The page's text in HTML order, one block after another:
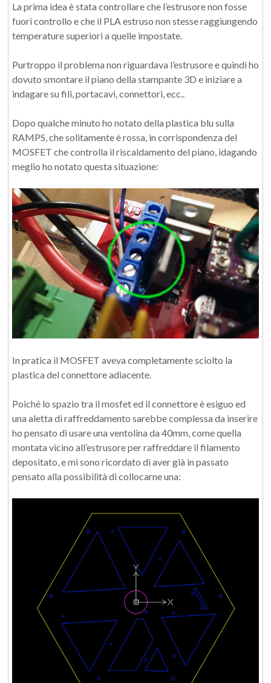
La prima idea è stata controllare che l’estrusore non fosse
fuori controllo e che il PLA estruso non stesse raggiungendo
temperature superiori a quelle impostate.
Purtroppo il problema non riguardava l’estrusore e quindi ho
dovuto smontare il piano della stampante 3D e iniziare a
indagare su fili, portacavi, connettori, ecc..
Dopo qualche minuto ho notato della plastica blu sulla
RAMPS, che solitamente è rossa, in corrispondenza del
MOSFET che controlla il riscaldamento del piano, idagando
meglio ho notato questa situazione:
In pratica il MOSFET aveva completamente sciolto la
plastica del connettore adiacente.
Poiché lo spazio tra il mosfet ed il connettore è esiguo ed
una aletta di raffreddamento sarebbe complessa da inserire
ho pensato di usare una ventolina da 40mm, come quella
montata vicino all’estrusore per raffreddare il filamento
depositato, e mi sono ricordato di aver già in passato
pensato alla possibilità di collocarne una: